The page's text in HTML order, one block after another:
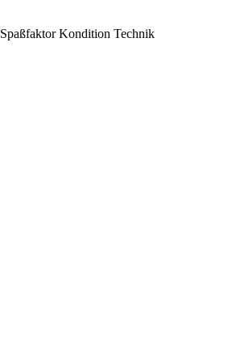
Spaßfaktor Kondition Technik